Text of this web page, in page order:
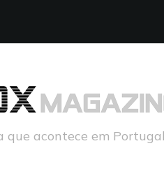
que acontece em